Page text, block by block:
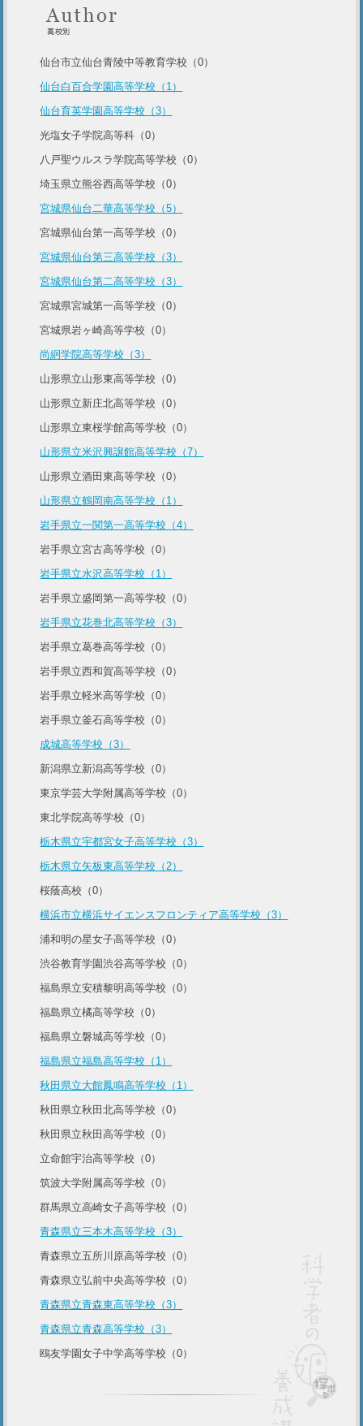
仙台市立仙台青陵中等教育学校（0）
仙台白百合学園高等学校（1）
仙台育英学園高等学校（3）
光塩女子学院高等科（0）
八戸聖ウルスラ学院高等学校（0）
埼玉県立熊谷西高等学校（0）
宮城県仙台二華高等学校（5）
宮城県仙台第一高等学校（0）
宮城県仙台第三高等学校（3）
宮城県仙台第二高等学校（3）
宮城県宮城第一高等学校（0）
宮城県岩ヶ崎高等学校（0）
尚絅学院高等学校（3）
山形県立山形東高等学校（0）
山形県立新庄北高等学校（0）
山形県立東桜学館高等学校（0）
山形県立米沢興譲館高等学校（7）
山形県立酒田東高等学校（0）
山形県立鶴岡南高等学校（1）
岩手県立一関第一高等学校（4）
岩手県立宮古高等学校（0）
岩手県立水沢高等学校（1）
岩手県立盛岡第一高等学校（0）
岩手県立花巻北高等学校（3）
岩手県立葛巻高等学校（0）
岩手県立西和賀高等学校（0）
岩手県立軽米高等学校（0）
岩手県立釜石高等学校（0）
成城高等学校（3）
新潟県立新潟高等学校（0）
東京学芸大学附属高等学校（0）
東北学院高等学校（0）
栃木県立宇都宮女子高等学校（3）
栃木県立矢板東高等学校（2）
桜蔭高校（0）
横浜市立横浜サイエンスフロンティア高等学校（3）
浦和明の星女子高等学校（0）
渋谷教育学園渋谷高等学校（0）
福島県立安積黎明高等学校（0）
福島県立橘高等学校（0）
福島県立磐城高等学校（0）
福島県立福島高等学校（1）
秋田県立大館鳳鳴高等学校（1）
秋田県立秋田北高等学校（0）
秋田県立秋田高等学校（0）
立命館宇治高等学校（0）
筑波大学附属高等学校（0）
群馬県立高崎女子高等学校（0）
青森県立三本木高等学校（3）
青森県立五所川原高等学校（0）
青森県立弘前中央高等学校（0）
青森県立青森東高等学校（3）
青森県立青森高等学校（3）
鴎友学園女子中学高等学校（0）